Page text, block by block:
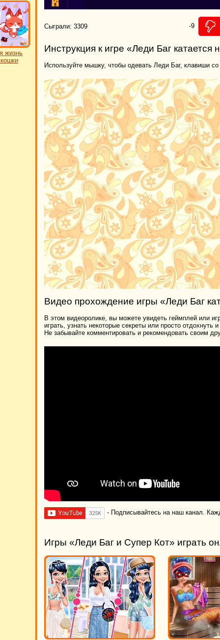
жизнь
Сыграли: 3309 -9
Инструкция к игре «Леди Баг катается
Используйте мышку, чтобы одевать Леди Баг, клавиши
Видео прохождение игры «Леди Баг
В этом видеоролике, вы можете увидеть геймплей или
играть, узнать некоторые секреты или просто
Не забывайте комментировать и рекомендовать своим
- Подписывайтесь на наш канал.
Игры «Леди Баг и Супер Кот» играть